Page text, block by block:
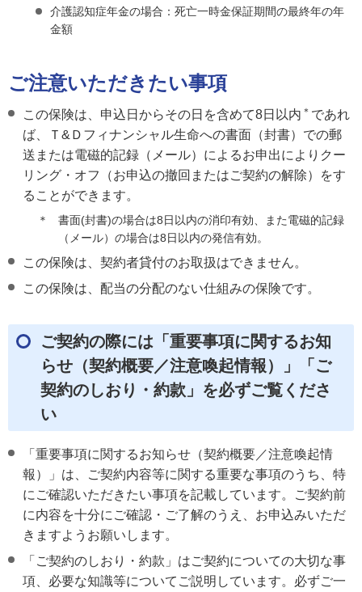
介護認知症年金の場合：死亡一時金保証期間の最終年の年
金額
ご注意いただきたい事項
この保険は、申込日からその日を含めて8日以内 ＊ であれ
ば、Ｔ&Ｄフィナンシャル生命への書面（封書）での郵
送または電磁的記録（メール）によるお申出によりクー
リング・オフ（お申込の撤回またはご契約の解除）をす
ることができます。
＊
書面(封書)の場合は8日以内の消印有効、また電磁的記録
（メール）の場合は8日以内の発信有効。
この保険は、契約者貸付のお取扱はできません。
この保険は、配当の分配のない仕組みの保険です。
ご契約の際には「重要事項に関するお知
らせ（契約概要／注意喚起情報）」「ご
契約のしおり・約款」を必ずご覧くださ
い
「重要事項に関するお知らせ（契約概要／注意喚起情
報）」は、ご契約内容等に関する重要な事項のうち、特
にご確認いただきたい事項を記載しています。ご契約前
に内容を十分にご確認・ご了解のうえ、お申込みいただ
きますようお願いします。
「ご契約のしおり・約款」はご契約についての大切な事
項、必要な知識等についてご説明しています。必ずご一